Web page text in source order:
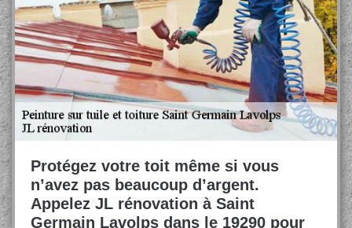
Protégez votre toit même si vous
n’avez pas beaucoup d’argent.
Appelez JL rénovation à Saint
Germain Lavolps dans le 19290 pour